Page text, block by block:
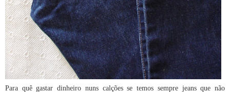
Para quê gastar dinheiro nuns calções se temos sempre jeans que não